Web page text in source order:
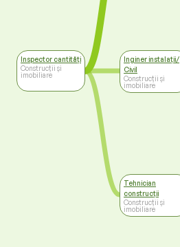
Inspector cantități
Construcții și
imobiliare
Inginer instalații/
Civil
Construcții și
imobiliare
Tehnician
construcții
Construcții și
imobiliare